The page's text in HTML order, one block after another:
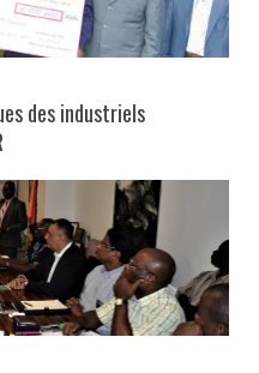
des industriels